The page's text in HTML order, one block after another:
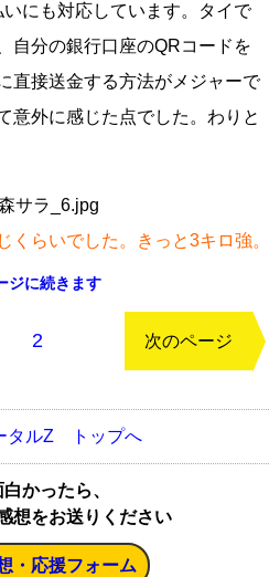
にも対応しています。タイで
自分の銀行口座のQRコードを
直接送金する方法がメジャーで
意外に感じた点でした。わりと
くらいでした。きっと3キロ強。
ジに続きます
2 次のページ
タルZ トップへ
かったら、
想をお送りください
・応援フォーム